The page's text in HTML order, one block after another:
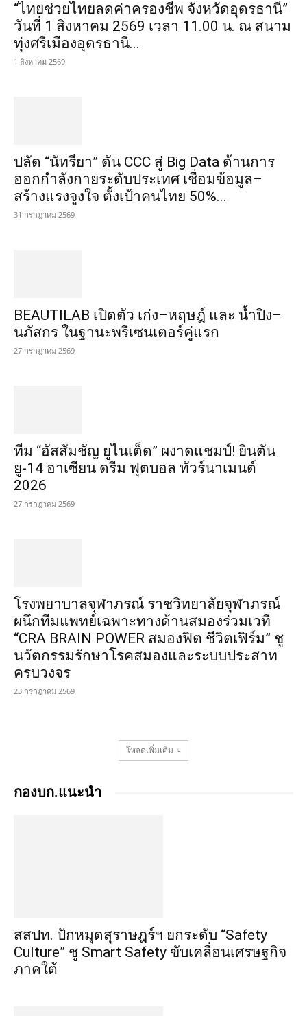
“ไทยช่วยไทยลดค่าครองชีพ จังหวัดอุดรธานี”
วันที่ 1 สิงหาคม 2569 เวลา 11.00 น. ณ สนาม
ทุ่งศรีเมืองอุดรธานี...
1 สิงหาคม 2569
ปลัด “นัทรียา” ดัน CCC สู่ Big Data ด้านการ
ออกกำลังกายระดับประเทศ เชื่อมข้อมูล–
สร้างแรงจูงใจ ตั้งเป้าคนไทย 50%...
31 กรกฎาคม 2569
BEAUTILAB เปิดตัว เก่ง–หฤษฎ์ และ น้ำปิง–
นภัสกร ในฐานะพรีเซนเตอร์คู่แรก
27 กรกฎาคม 2569
ทีม “อัสสัมชัญ ยูไนเต็ด” ผงาดแชมป์! ยินตัน
ยู-14 อาเซียน ดรีม ฟุตบอล ทัวร์นาเมนต์
2026
27 กรกฎาคม 2569
โรงพยาบาลจุฬาภรณ์ ราชวิทยาลัยจุฬาภรณ์
ผนึกทีมแพทย์เฉพาะทางด้านสมองร่วมเวที
“CRA BRAIN POWER สมองฟิต ชีวิตเฟิร์ม” ชู
นวัตกรรมรักษาโรคสมองและระบบประสาท
ครบวงจร
23 กรกฎาคม 2569
โหลดเพิ่มเติม
กองบก.แนะนำ
สสปท. ปักหมุดสุราษฎร์ฯ ยกระดับ “Safety
Culture” ชู Smart Safety ขับเคลื่อนเศรษฐกิจ
ภาคใต้